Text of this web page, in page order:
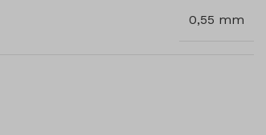
0,55 mm